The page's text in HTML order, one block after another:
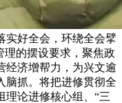
实好全会，环绕全会擘
理的摆设要求，聚焦政
经济增帮力，为兴文逾
脑抓。将把进修贯彻全
理论进修核心组、“三